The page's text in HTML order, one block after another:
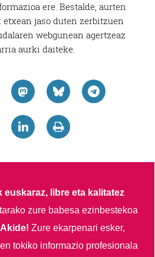
ere. Bestalde, aurten
jaso duten zerbitzuen
webgunean agertzeaz
aurki daiteke.
euskaraz, libre eta kalitatez
zure babesa ezinbestekoa
Zure ekarpenari esker,
tokiko informazio profesionala